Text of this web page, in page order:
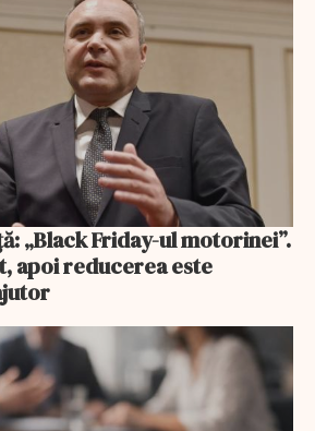
„Black Friday-ul motorinei”.
apoi reducerea este